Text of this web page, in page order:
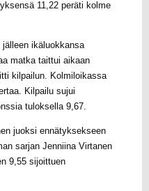
11,22 peräti kolme
ikäluokkansa
matka taittui aikaan
kilpailun. Kolmiloikassa
Kilpailu sujui
tuloksella 9,67.
juoksi ennätyksekseen
sarjan Jenniina Virtanen
9,55 sijoittuen